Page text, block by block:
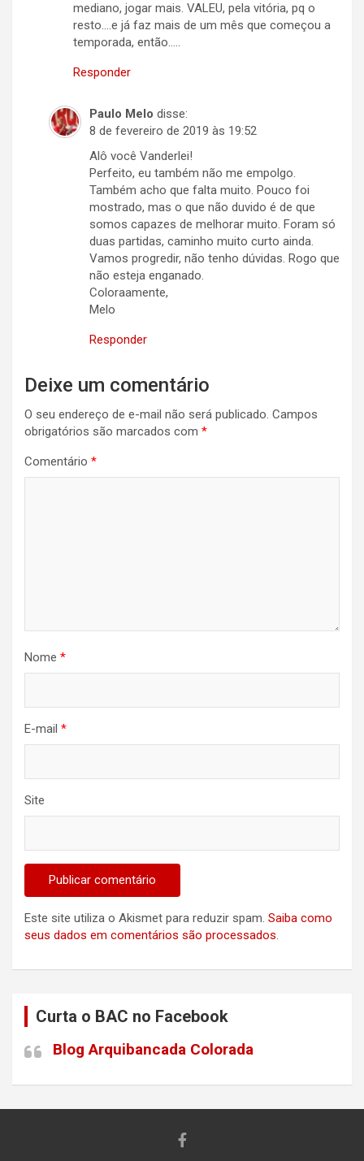
mediano, jogar mais. VALEU, pela vitória, pq o
resto….e já faz mais de um mês que começou a
temporada, então…..
Responder
Paulo Melo disse:
8 de fevereiro de 2019 às 19:52
Alô você Vanderlei!
Perfeito, eu também não me empolgo.
Também acho que falta muito. Pouco foi
mostrado, mas o que não duvido é de que
somos capazes de melhorar muito. Foram só
duas partidas, caminho muito curto ainda.
Vamos progredir, não tenho dúvidas. Rogo que
não esteja enganado.
Coloraamente,
Melo
Responder
Deixe um comentário
O seu endereço de e-mail não será publicado. Campos
obrigatórios são marcados com *
Comentário *
Nome *
E-mail *
Site
Este site utiliza o Akismet para reduzir spam. Saiba como
seus dados em comentários são processados.
Curta o BAC no Facebook
Blog Arquibancada Colorada